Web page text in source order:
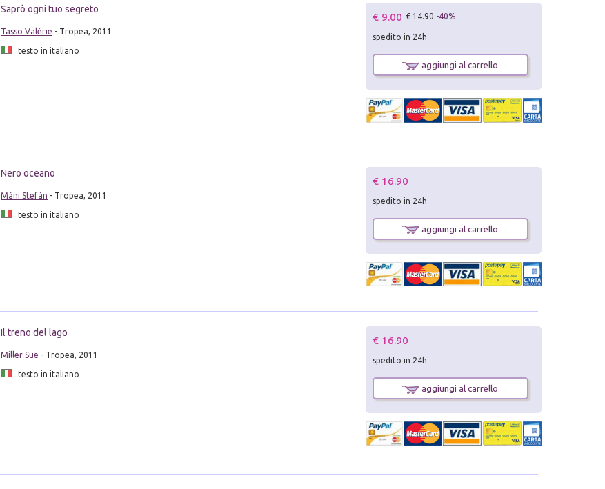
Saprò ogni tuo segreto
Tasso Valérie - Tropea, 2011
testo in italiano
€ 9.00 € 14.90 -40%
spedito in 24h
aggiungi al carrello
Nero oceano
Máni Stefán - Tropea, 2011
testo in italiano
€ 16.90
spedito in 24h
aggiungi al carrello
Il treno del lago
Miller Sue - Tropea, 2011
testo in italiano
€ 16.90
spedito in 24h
aggiungi al carrello